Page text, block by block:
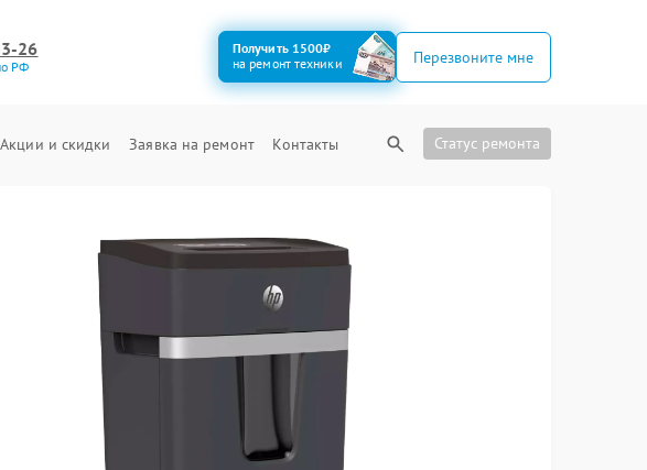
26
РФ
Получить 1500₽
на ремонт техники
Перезвоните мне
Акции и скидки Заявка на ремонт Контакты Статус ремонта